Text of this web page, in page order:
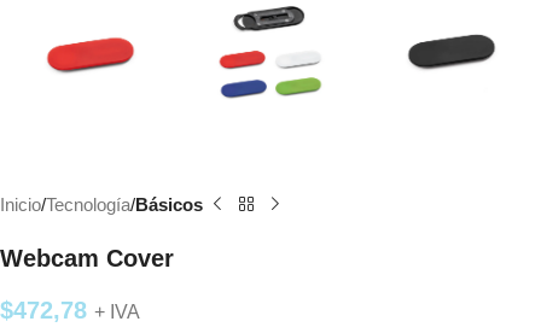
Inicio Tecnología Básicos
Webcam Cover
$472,78 + IVA